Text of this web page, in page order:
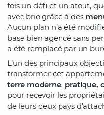
fois un défi et un atout,
avec brio grâce à des
Aucun plan n’a été
base bien agencé sans
a été remplacé par un
L’un des principaux
transformer cet
terre moderne, pratique,
pour recevoir les
de leurs deux pays